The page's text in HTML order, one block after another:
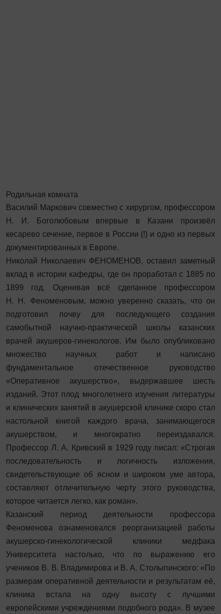
Родильная комната
Василий Маркович совместно с хирургом, профессором
Н. И. Боголюбовым впервые в Казани произвёл
кесарево сечение, первое в России (!) и одно из первых
документированных в Европе.
Николай Николаевич ФЕНОМЕНОВ, оставил заметный
вклад в истории кафедры, где он проработал с 1885 по
1899 год. Оценивая всё сделанное профессором
Н. Н. Феноменовым, можно уверенно сказать, что он
подготовил почву для последующего создания
самобытной научно-практической школы казанских
врачей акушеров-гинекологов. Им было опубликовано
множество научных работ и написано
фундаментальное отечественное руководство
«Оперативное акушерство», выдержавшее шесть
изданий. Этот плод многолетнего изучения литературы
и клинических занятий в акушерской клинике скоро стал
настольной книгой каждого врача, занимающегося
акушерством, и многократно переиздавался.
Профессор Л. А. Кривский в 1929 году писал: «Строгая
последовательность и логичность изложения,
свидетельствующие об ясном и широком уме автора,
составляют отличительную черту этого руководства,
которое читается легко, как роман».
Казанский период деятельности профессора
Феноменова ознаменовался реорганизацией работы
акушерско-гинекологической клиники медфака
Университета настолько, что по выражению его
учеников В. В. Владимирова и В. А. Столыпинского: «По
размерам оперативной деятельности и результатам её,
клиника встала на одну высоту с лучшими
европейскими учреждениями подобного рода». В музее